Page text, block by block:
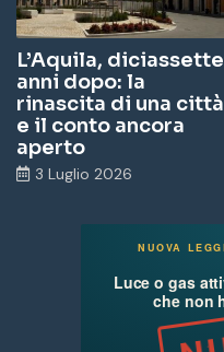
L’Aquila, diciassette
anni dopo: la
rinascita di una città
e il conto ancora
aperto
3 Luglio 2026